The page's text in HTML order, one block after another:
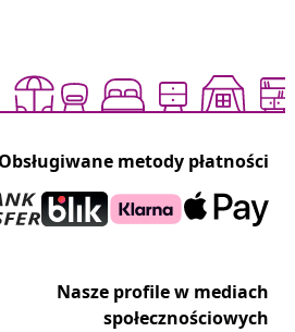
Obsługiwane metody płatności
Nasze profile w mediach
społecznościowych